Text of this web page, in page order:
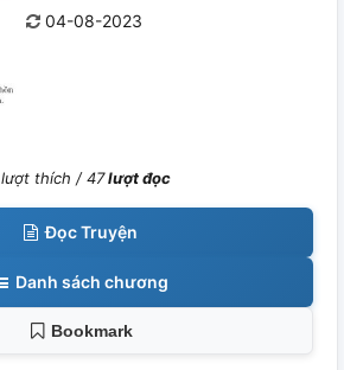
04-08-2023
lượt thích /47lượt đọc
Đọc Truyện
Danh sách chương
Bookmark